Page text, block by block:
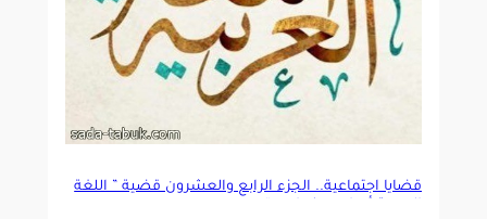
قضايا اجتماعية.. الجزء الرابع والعشرون قضية ” اللغة